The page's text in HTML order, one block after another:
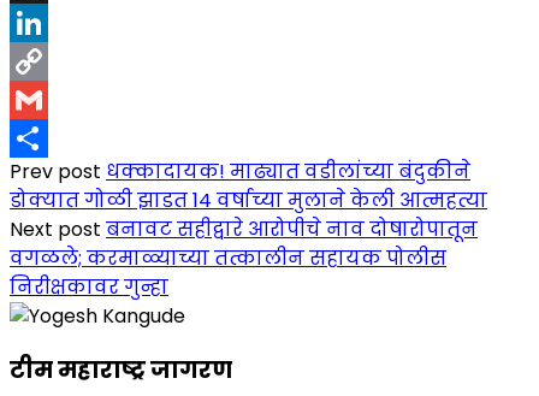
X
LinkedIn
Copy
Link
Gmail
Share
Prev post धक्कादायक! माढ्यात वडीलांच्या बंदुकीने
डोक्यात गोळी झाडत 14 वर्षाच्या मुलाने केली आत्महत्या
Next post बनावट सहीद्वारे आरोपीचे नाव दोषारोपातून
वगळले; करमाळ्याच्या तत्कालीन सहायक पोलीस
निरीक्षकावर गुन्हा
टीम महाराष्ट्र जागरण